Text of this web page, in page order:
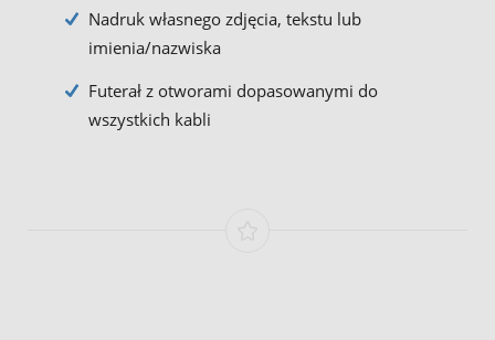
Nadruk własnego zdjęcia, tekstu lub
imienia/nazwiska
Futerał z otworami dopasowanymi do
wszystkich kabli